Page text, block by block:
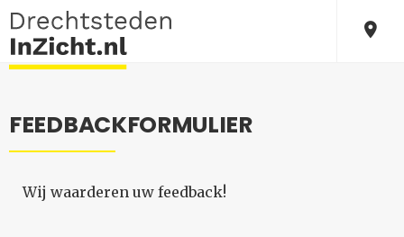
FEEDBACKFORMULIER
Wij waarderen uw feedback!